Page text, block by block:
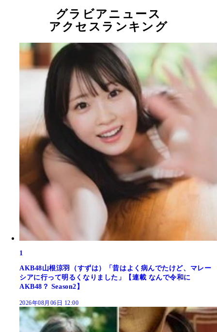
グラビアニュース
アクセスランキング
1
AKB48山根涼羽（すずは）「昔はよく病んでたけど、マレー
シアに行って明るくなりました」【連載 なんで令和に
AKB48？ Season2】
2026年08月06日 12:00